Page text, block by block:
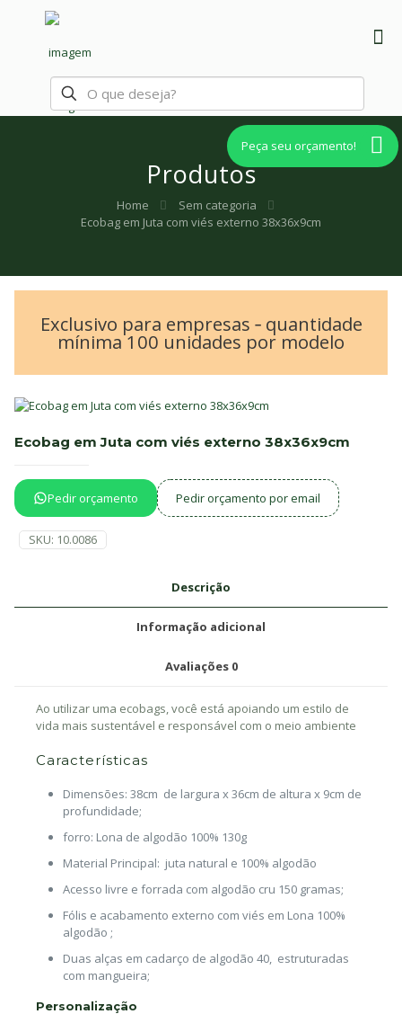
Produtos
Peça seu orçamento!
Home
Sem categoria
Ecobag em Juta com viés externo 38x36x9cm
Exclusivo para empresas ‐ quantidade
mínima 100 unidades por modelo
Ecobag em Juta com viés externo 38x36x9cm
Pedir orçamento Pedir orçamento por email
SKU: 10.0086
Descrição
Informação adicional
Avaliações 0
Ao utilizar uma ecobags, você está apoiando um estilo de
vida mais sustentável e responsável com o meio ambiente
Características
Dimensões: 38cm de largura x 36cm de altura x 9cm de
profundidade;
forro: Lona de algodão 100% 130g
Material Principal: juta natural e 100% algodão
Acesso livre e forrada com algodão cru 150 gramas;
Fólis e acabamento externo com viés em Lona 100%
algodão ;
Duas alças em cadarço de algodão 40, estruturadas
com mangueira;
Personalização